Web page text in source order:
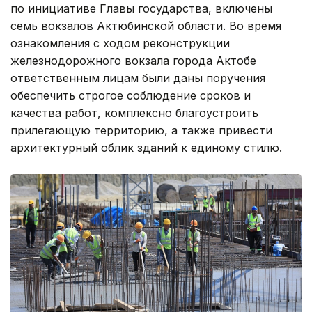
по инициативе Главы государства, включены
семь вокзалов Актюбинской области. Во время
ознакомления с ходом реконструкции
железнодорожного вокзала города Актобе
ответственным лицам были даны поручения
обеспечить строгое соблюдение сроков и
качества работ, комплексно благоустроить
прилегающую территорию, а также привести
архитектурный облик зданий к единому стилю.